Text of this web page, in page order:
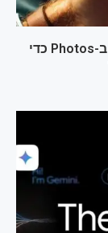
גוגל משנה את ממשק הצפייה בתמונות ב-Photos כדי